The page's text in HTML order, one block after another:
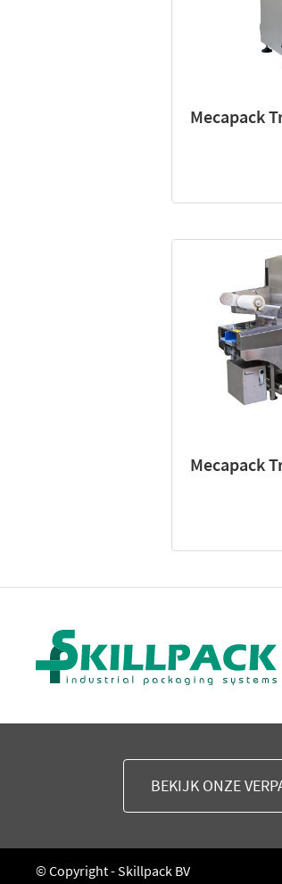
Mecapack
Mecapack
BEKIJK ONZE
© Copyright - Skillpack BV